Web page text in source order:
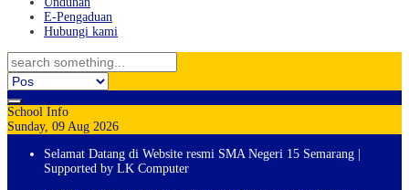
E-Pengaduan
Hubungi kami
School Info
Sunday, 09 Aug 2026
Selamat Datang di Website resmi SMA Negeri 15 Semarang |
Supported by LK Computer